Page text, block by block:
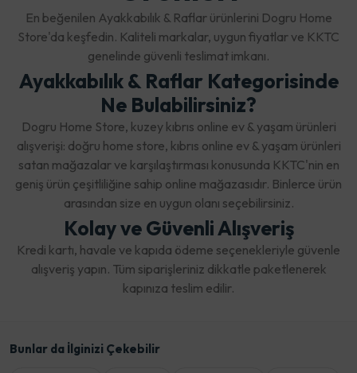
En beğenilen Ayakkabılık & Raflar ürünlerini Dogru Home
Store'da keşfedin. Kaliteli markalar, uygun fiyatlar ve KKTC
genelinde güvenli teslimat imkanı.
Ayakkabılık & Raflar Kategorisinde
Ne Bulabilirsiniz?
Dogru Home Store, kuzey kıbrıs online ev & yaşam ürünleri
alışverişi: doğru home store, kıbrıs online ev & yaşam ürünleri
satan mağazalar ve karşılaştırması konusunda KKTC'nin en
geniş ürün çeşitliliğine sahip online mağazasıdır. Binlerce ürün
arasından size en uygun olanı seçebilirsiniz.
Kolay ve Güvenli Alışveriş
Kredi kartı, havale ve kapıda ödeme seçenekleriyle güvenle
alışveriş yapın. Tüm siparişleriniz dikkatle paketlenerek
kapınıza teslim edilir.
Bunlar da İlginizi Çekebilir